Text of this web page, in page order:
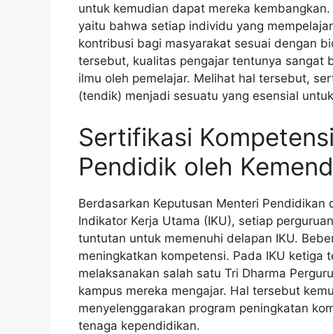
untuk kemudian dapat mereka
yaitu bahwa setiap individu yang
kontribusi bagi masyarakat sesuai dengan
tersebut, kualitas pengajar tentunya sangat
ilmu oleh pemelajar. Melihat hal tersebut,
(tendik) menjadi sesuatu yang esensial
Sertifikasi
Pendidik oleh
Berdasarkan Keputusan Menteri
Indikator Kerja Utama (IKU), setiap
tuntutan untuk memenuhi delapan IKU.
meningkatkan kompetensi. Pada IKU
melaksanakan salah satu Tri Dharma
kampus mereka mengajar. Hal tersebut
menyelenggarakan program peningkatan
tenaga kependidikan.